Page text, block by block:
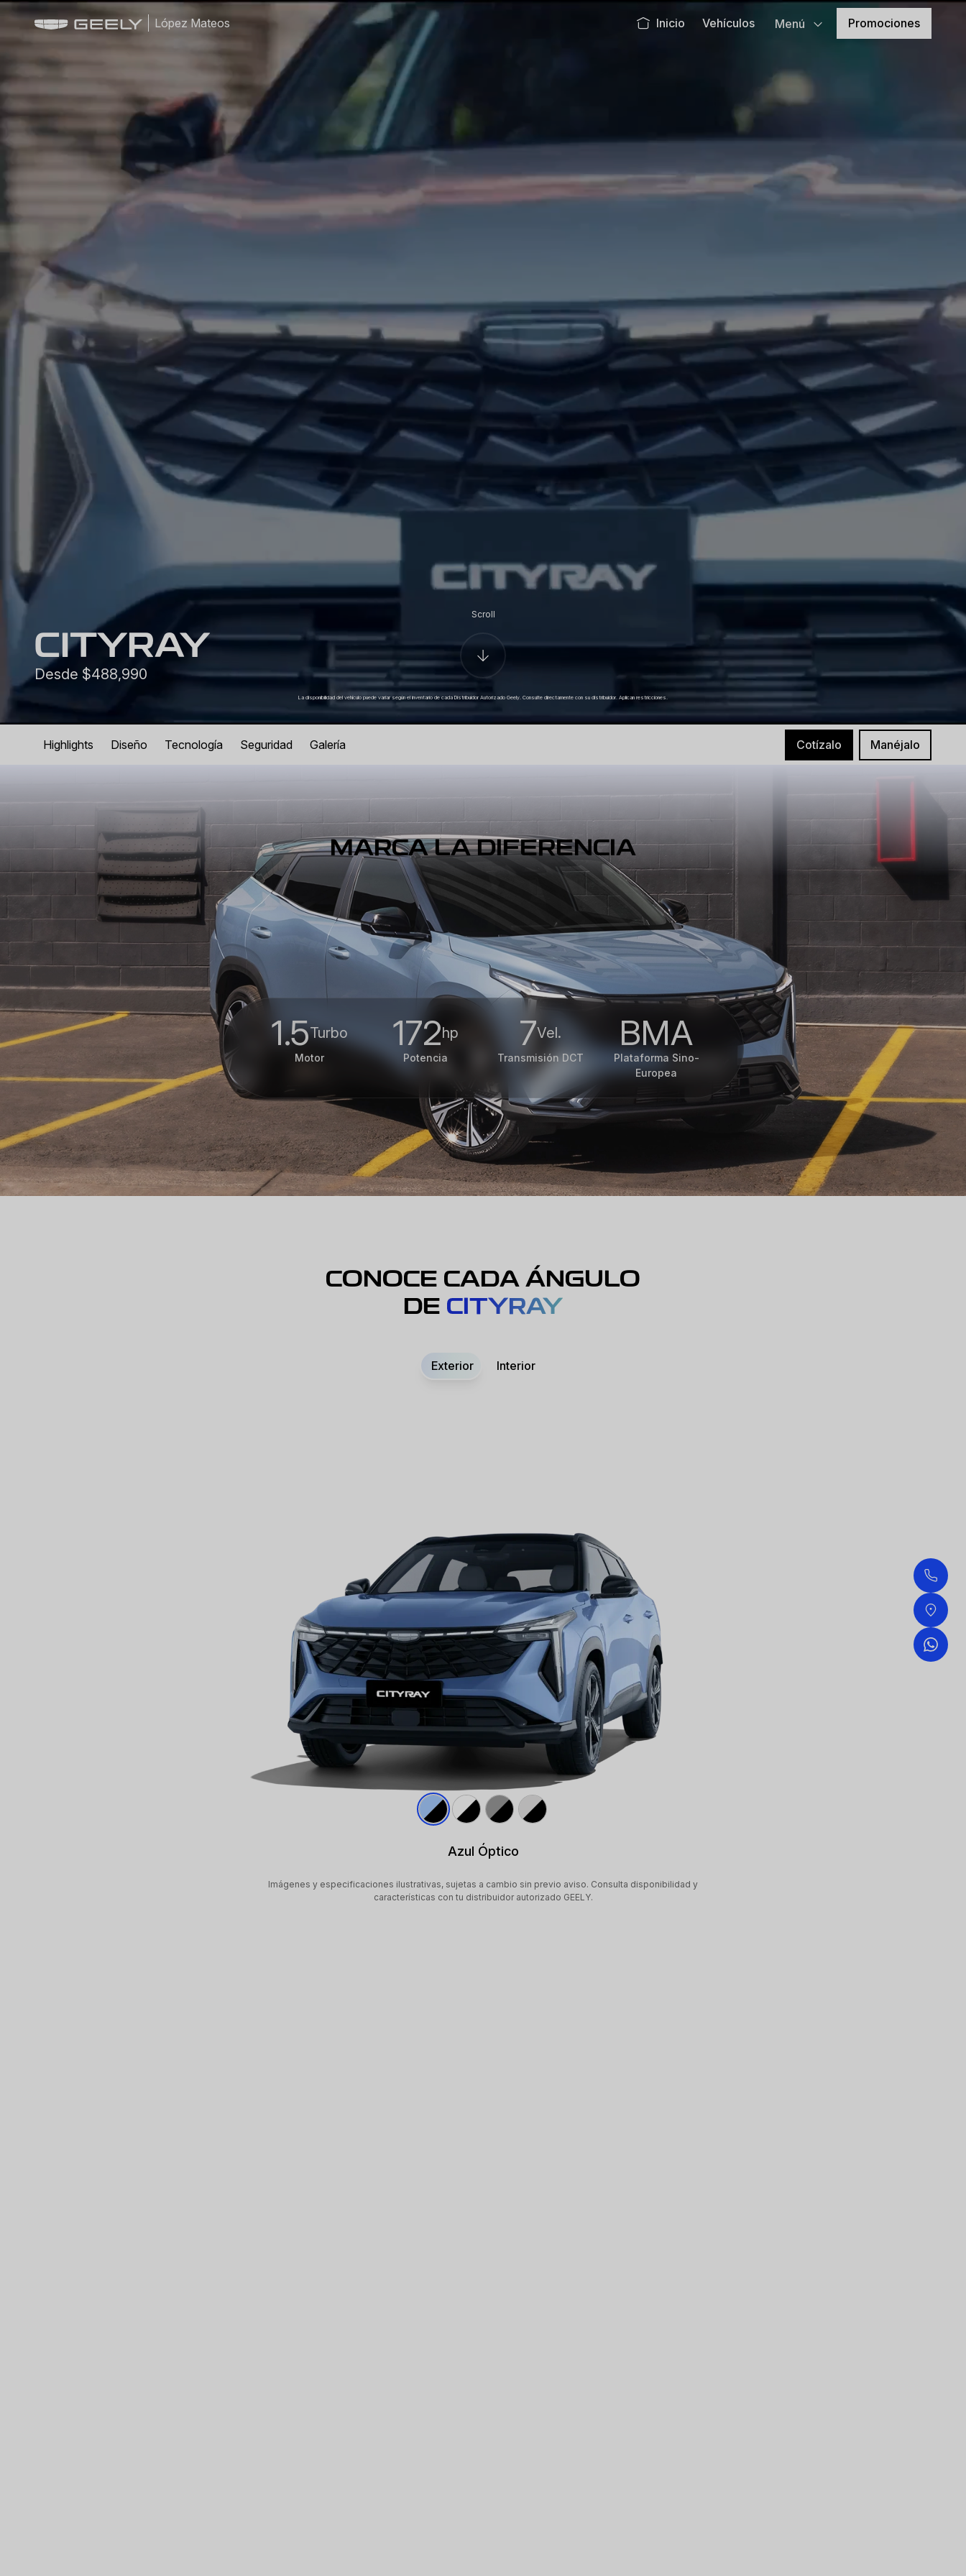
López Mateos Inicio Vehículos Menú Promociones
CITYRAY
Desde $488,990
La disponibilidad del vehículo puede variar según el inventario de cada Distribuidor Autorizado Geely. Consulte directamente con su distribuidor. Aplican restricciones.
Scroll
Highlights Diseño Tecnología Seguridad Galería Cotízalo Manéjalo
MARCA LA DIFERENCIA
1.5Turbo
Motor
172hp
Potencia
7Vel.
Transmisión DCT
BMA
Plataforma Sino-
Europea
CONOCE CADA ÁNGULO
DE CITYRAY
Exterior Interior
Azul Óptico
Imágenes y especificaciones ilustrativas, sujetas a cambio sin previo aviso. Consulta disponibilidad y
características con tu distribuidor autorizado GEELY.